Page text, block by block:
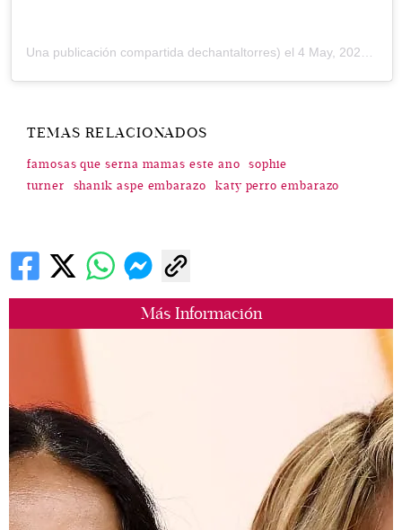
Más Información
Una publicación compartida dechantaltorres) el 4 May, 2020 a las 9:00 PDT
TEMAS RELACIONADOS
famosas que serna mamas este ano
sophie
turner
shanik aspe embarazo katy perro embarazo